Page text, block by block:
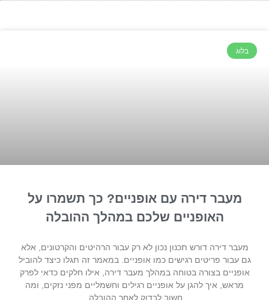
בלוג
מעבר דירה עם אופניים? כך תשמרו על
האופניים שלכם במהלך ההובלה
מעבר דירה דורש תכנון נכון לא רק עבור הרהיטים והקרטונים, אלא
גם עבור פריטים רגישים כמו אופניים. במאמר זה תגלו כיצד להוביל
אופניים בצורה בטוחה במהלך מעבר דירה, אילו חלקים כדאי לפרק
מראש, איך להגן על אופניים רגילים וחשמליים מפני נזקים, ומה
חשוב לבדוק לאחר ההובלה.